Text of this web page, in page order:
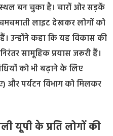
बन चुका है। चारों ओर सड़कें
लाइट देखकर लोगों को
उन्होंने कहा कि यह विकास की
सामूहिक प्रयास जरूरी हैं।
को भी बढ़ाने के लिए
और पर्यटन विभाग को मिलकर
यूपी के प्रति लोगों की